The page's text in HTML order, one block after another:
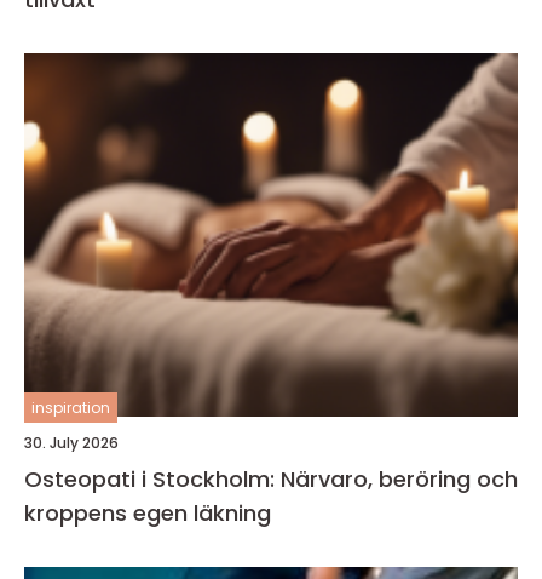
inspiration
30. July 2026
Osteopati i Stockholm: Närvaro, beröring och
kroppens egen läkning